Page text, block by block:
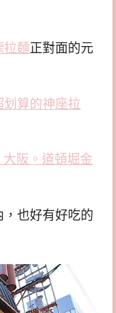
拉麵正對面的元
划算的神座拉
阪。道頓堀金
也好有好吃的